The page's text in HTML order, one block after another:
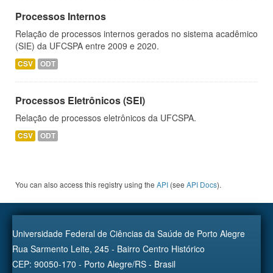
Processos Internos
Relação de processos internos gerados no sistema acadêmico
(SIE) da UFCSPA entre 2009 e 2020.
CSV ODT
Processos Eletrônicos (SEI)
Relação de processos eletrônicos da UFCSPA.
CSV ODT
You can also access this registry using the API (see API Docs).
Universidade Federal de Ciências da Saúde de Porto Alegre
Rua Sarmento Leite, 245 - Bairro Centro Histórico
CEP: 90050-170 - Porto Alegre/RS - Brasil